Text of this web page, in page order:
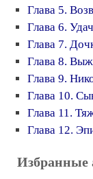
Глава 5.
Глава 6.
Глава 7.
Глава 8.
Глава 9.
Глава 10.
Глава 11.
Глава 12.
Избранные